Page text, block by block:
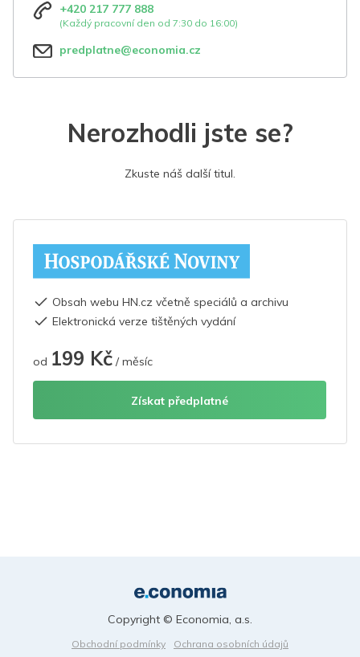
+420 217 777 888
(Každý pracovní den od 7:30 do 16:00)
predplatne@economia.cz
Nerozhodli jste se?
Zkuste náš další titul.
Obsah webu HN.cz včetně speciálů a archivu
Elektronická verze tištěných vydání
od 199 Kč / měsíc
Získat předplatné
Obchodní podmínky
Ochrana osobních údajů
Copyright © Economia, a.s.